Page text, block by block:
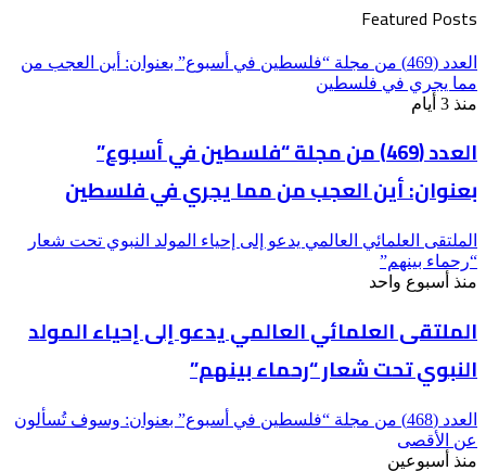
Featured Posts
العدد (469) من مجلة “فلسطين في أسبوع” بعنوان: أين العجب من
مما يجري في فلسطين
منذ 3 أيام
العدد (469) من مجلة “فلسطين في أسبوع”
بعنوان: أين العجب من مما يجري في فلسطين
الملتقى العلمائي العالمي يدعو إلى إحياء المولد النبوي تحت شعار
“رحماء بينهم”
منذ أسبوع واحد
الملتقى العلمائي العالمي يدعو إلى إحياء المولد
النبوي تحت شعار “رحماء بينهم”
العدد (468) من مجلة “فلسطين في أسبوع” بعنوان: وسوف تُسألون
عن الأقصى
منذ أسبوعين